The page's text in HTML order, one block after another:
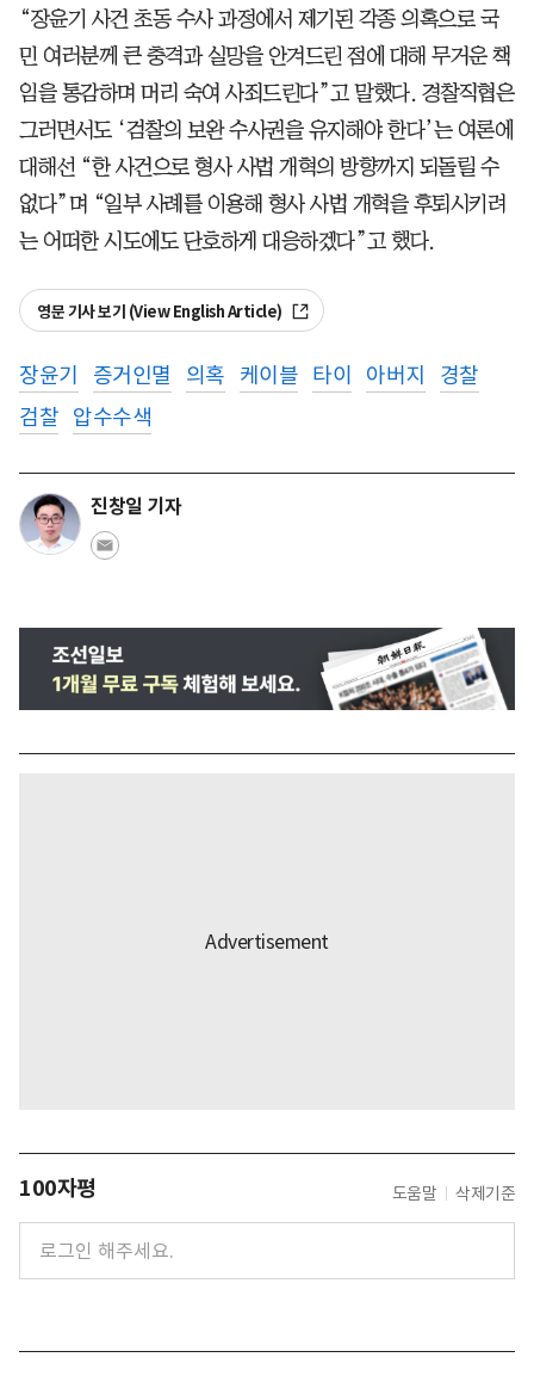
“장윤기 사건 초동 수사 과정에서 제기된 각종 의혹으로 국
민 여러분께 큰 충격과 실망을 안겨드린 점에 대해 무거운 책
임을 통감하며 머리 숙여 사죄드린다”고 말했다. 경찰직협은
그러면서도 ‘검찰의 보완 수사권을 유지해야 한다’는 여론에
대해선 “한 사건으로 형사 사법 개혁의 방향까지 되돌릴 수
없다”며 “일부 사례를 이용해 형사 사법 개혁을 후퇴시키려
는 어떠한 시도에도 단호하게 대응하겠다”고 했다.
영문 기사 보기 (View English Article)
장윤기 증거인멸 의혹 케이블 타이 아버지
경찰
검찰 압수수색
진창일 기자
100자평 도움말 삭제기준